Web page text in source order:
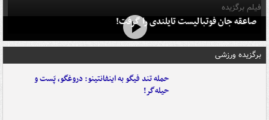
فیلم برگزیده
صاعقه جان فوتبالیست تایلندی را گرفت!
برگزیده ورزشی
حمله تند فیگو به اینفانتینو: دروغگو، پَست‌ و
حیله‌گر!